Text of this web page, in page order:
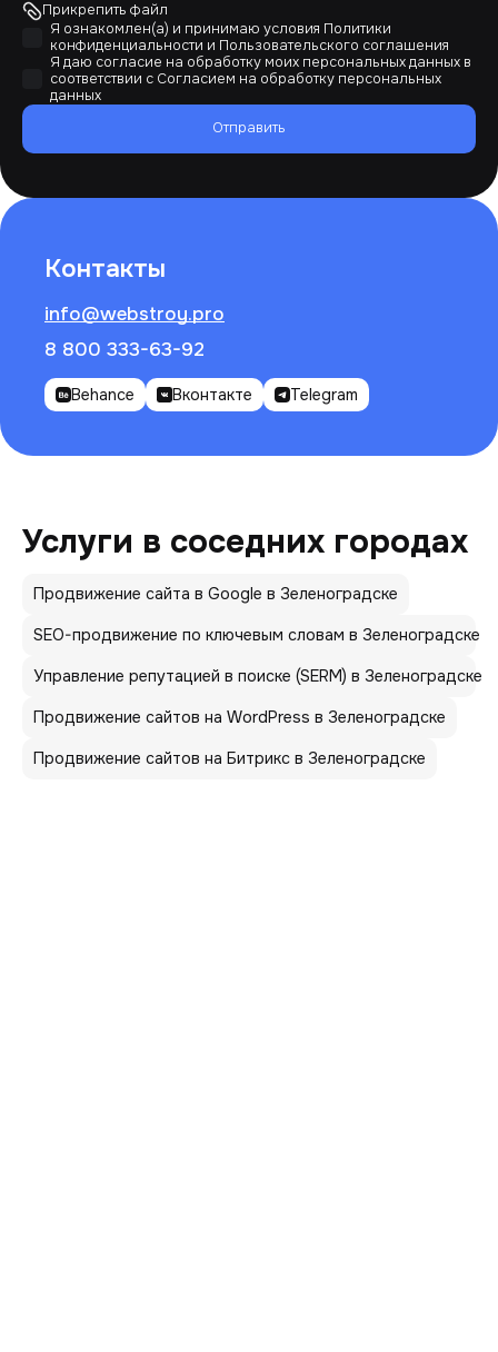
Прикрепить файл
Я ознакомлен(а) и принимаю условия Политики
конфиденциальности и Пользовательского соглашения
Я даю согласие на обработку моих персональных данных в
соответствии с Согласием на обработку персональных
данных
Отправить
Контакты
info@webstroy.pro
8 800 333-63-92
Behance Вконтакте Telegram
Услуги в соседних городах
Продвижение сайта в Google в Зеленоградске
SEO-продвижение по ключевым словам в Зеленоградске
Управление репутацией в поиске (SERM) в Зеленоградске
Продвижение сайтов на WordPress в Зеленоградске
Продвижение сайтов на Битрикс в Зеленоградске